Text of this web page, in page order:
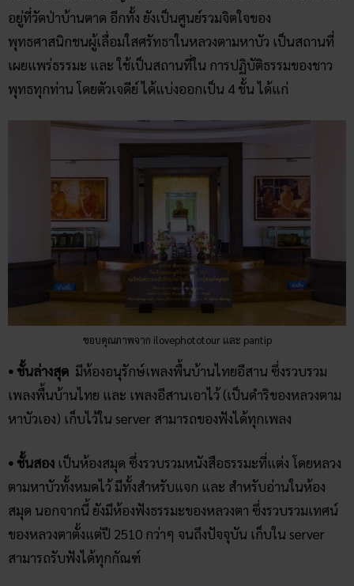
อยู่ที่วัดป่าบ้านตาด อีกทั้ง ยังเป็นศูนย์รวมจิตใจของ
พุทธศาสนิกชนผู้เลื่อมใสศรัทธาในหลวงตามหาบัว เป็นสถานที่
เผยแพร่ธรรมะ และ ใช้เป็นสถานที่ใน การปฏิบัติธรรมของชาว
พุทธทุกท่าน โดยตัวเจดีย์ ได้แบ่งออกเป็น 4 ชั้น ได้แก่
ขอบคุณภาพจาก ilovephototour และ pantip
• ชั้นล่างสุด มีห้องอนุรักษ์เพลงพื้นบ้านไทยอีสาน ซึ่งรวบรวม
เพลงพื้นบ้านไทย และ เพลงอีสานเอาไว้ (เป็นดำริของหลวงตาม
หาบัวเอง) เก็บไว้ใน server สามารถของฟังได้ทุกเพลง
• ชั้นสอง เป็นห้องสมุด ซึ่งรวบรวมหนังสือธรรมะที่แต่ง โดยหลวง
ตามหาบัวทั้งหมดไว้ มีทั้งสำหรับแจก และ สำหรับอ่านในห้อง
สมุด นอกจากนี้ ยังมีห้องฟังธรรมะของหลวงตา ซึ่งรวบรวมเทศน์
ของหลวงตาตั้งแต่ปี 2510 กว่าๆ จนถึงปัจจุบัน เก็บใน server
สามารถรับฟังได้ทุกกัณฑ์